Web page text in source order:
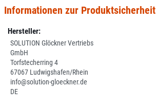
Informationen zur Produktsicherheit
Hersteller:
SOLUTION Glöckner Vertriebs
GmbH
Torfstecherring 4
67067 Ludwigshafen/Rhein
info@solution-gloeckner.de
DE